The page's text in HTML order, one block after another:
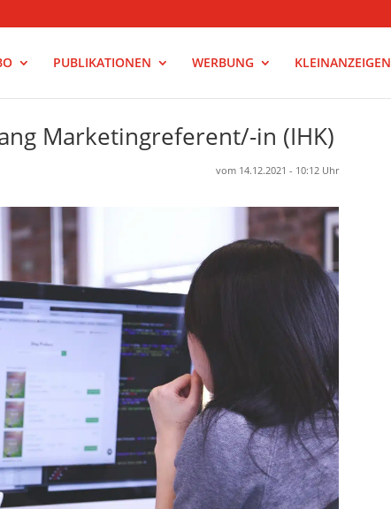
PUBLIKATIONEN WERBUNG KLEINANZEIGEN
Marketingreferent/-in (IHK)
vom 14.12.2021 - 10:12 Uhr